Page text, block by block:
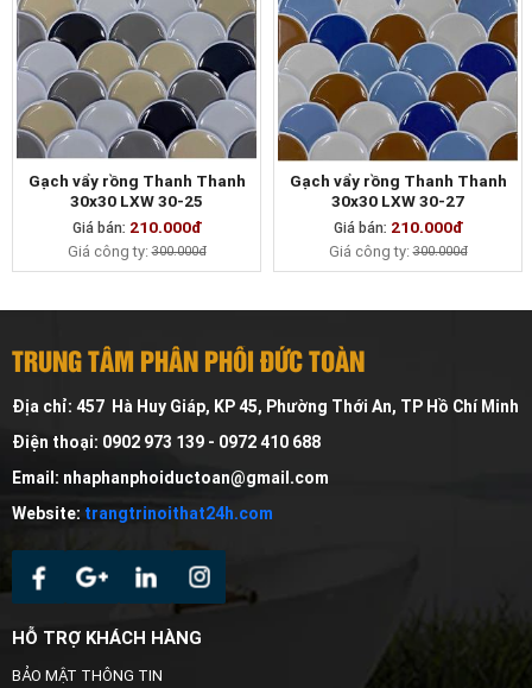
MUA NGAY
Gạch vẩy rồng Thanh Thanh
30x30 LXW 30-25
Giá bán: 210.000đ
Giá công ty:300.000đ
MUA NGAY
Gạch vẩy rồng Thanh Thanh
30x30 LXW 30-27
Giá bán: 210.000đ
Giá công ty:300.000đ
TRUNG TÂM PHÂN PHỐI ĐỨC TOÀN
Địa chỉ: 457 Hà Huy Giáp, KP 45, Phường Thới An, TP Hồ Chí Minh
Điện thoại: 0902 973 139 - 0972 410 688
Email: nhaphanphoiductoan@gmail.com
Website: trangtrinoithat24h.com
HỖ TRỢ KHÁCH HÀNG
BẢO MẬT THÔNG TIN